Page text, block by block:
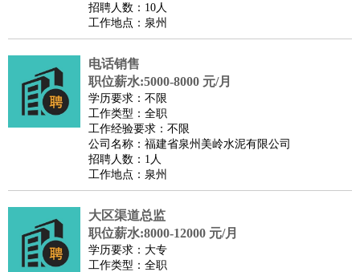
招聘人数：10人
工作地点：泉州
电话销售
职位薪水:5000-8000 元/月
学历要求：不限
工作类型：全职
工作经验要求：不限
公司名称：福建省泉州美岭水泥有限公司
招聘人数：1人
工作地点：泉州
大区渠道总监
职位薪水:8000-12000 元/月
学历要求：大专
工作类型：全职